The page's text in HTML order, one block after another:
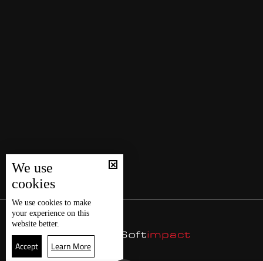
We use
cookies
We use cookies to make
your experience on this
website better.
Accept Learn More